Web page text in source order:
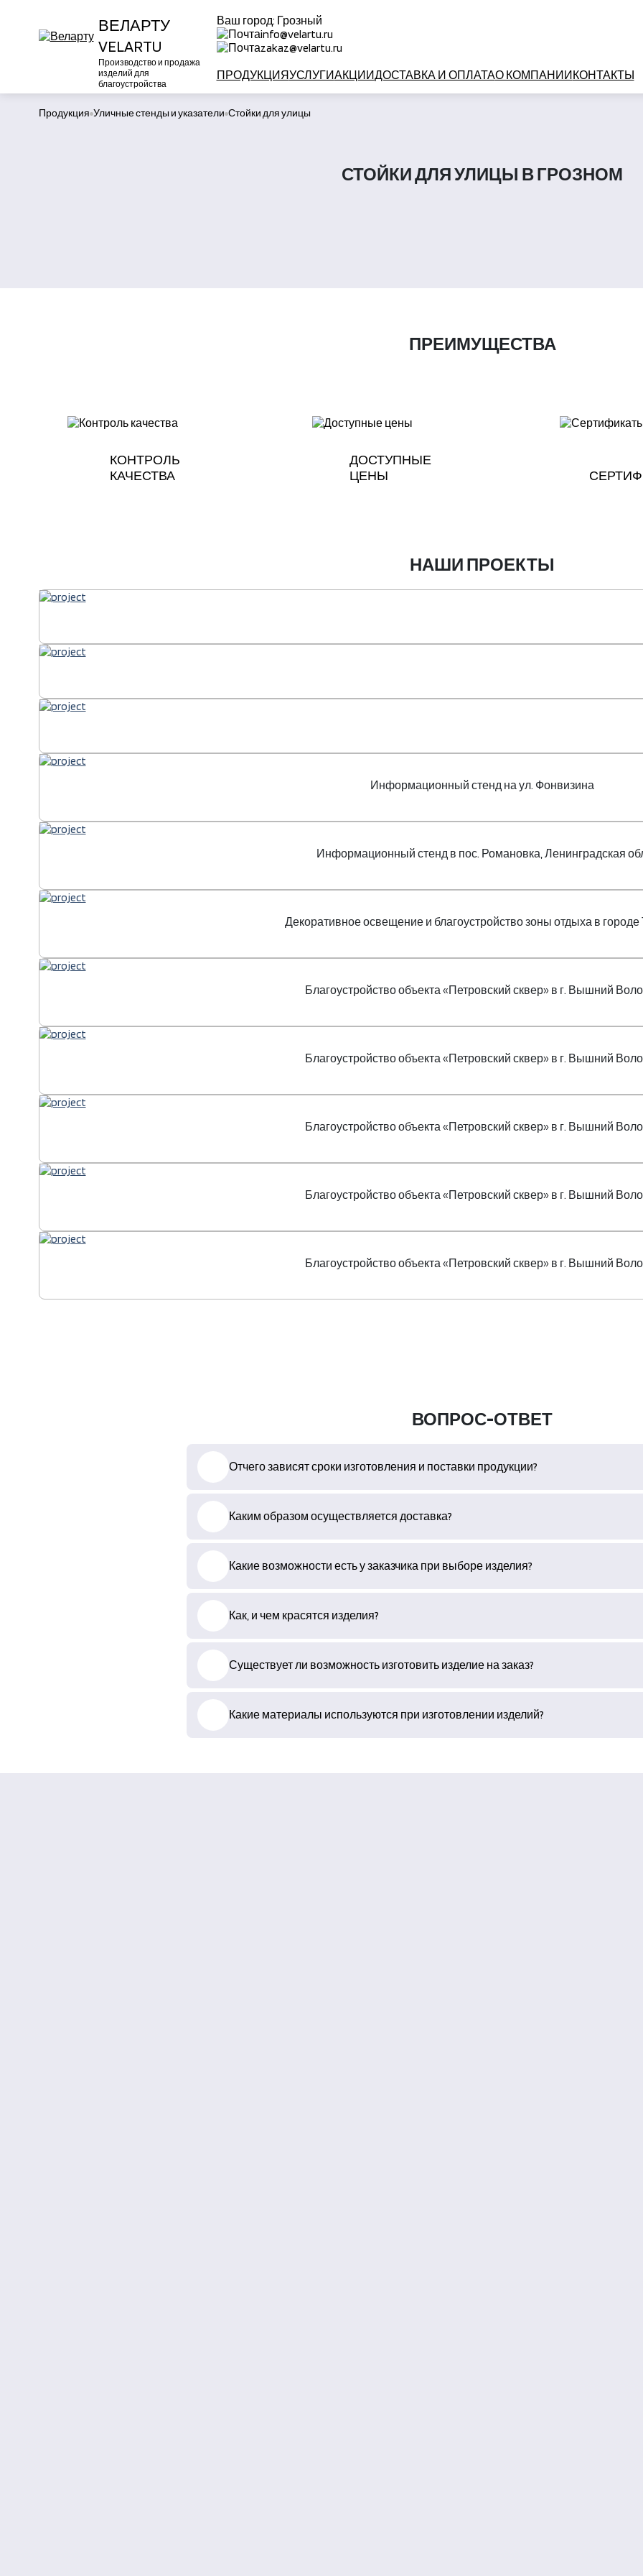
ВЕЛАРТУ
VELARTU
Производство и продажа
изделий для
благоустройства
Ваш город: Грозный
info@velartu.ru
zakaz@velartu.ru
ПРОДУКЦИЯУСЛУГИАКЦИИДОСТАВКА И ОПЛАТАО КОМПАНИИКОНТАКТЫ
Продукция Уличные стенды и указатели Стойки для улицы
СТОЙКИ ДЛЯ УЛИЦЫ В ГРОЗНОМ
ПРЕИМУЩЕСТВА
КОНТРОЛЬ
КАЧЕСТВА
ДОСТУПНЫЕ
ЦЕНЫ
НАШИ ПРОЕКТЫ
Информационный стенд на ул. Фонвизина
Информационный стенд в пос. Романовка, Ленинградская
Декоративное освещение и благоустройство зоны отдыха в городе
Благоустройство объекта «Петровский сквер» в г. Вышний
Благоустройство объекта «Петровский сквер» в г. Вышний
Благоустройство объекта «Петровский сквер» в г. Вышний
Благоустройство объекта «Петровский сквер» в г. Вышний
Благоустройство объекта «Петровский сквер» в г. Вышний
ВОПРОС-ОТВЕТ
Отчего зависят сроки изготовления и поставки продукции?
Каким образом осуществляется доставка?
Какие возможности есть у заказчика при выборе изделия?
Как, и чем красятся изделия?
Существует ли возможность изготовить изделие на заказ?
Какие материалы используются при изготовлении изделий?